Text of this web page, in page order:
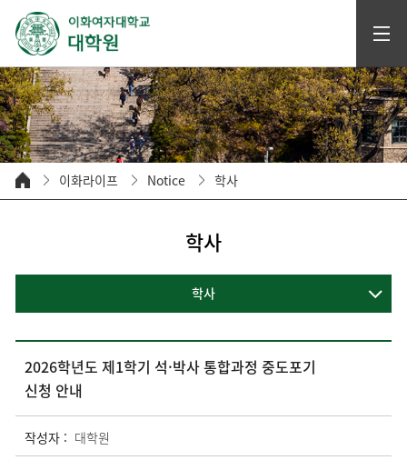
이화라이프 Notice 학사
학사
학사
2026학년도 제1학기 석·박사 통합과정 중도포기
신청 안내
작성자 : 대학원